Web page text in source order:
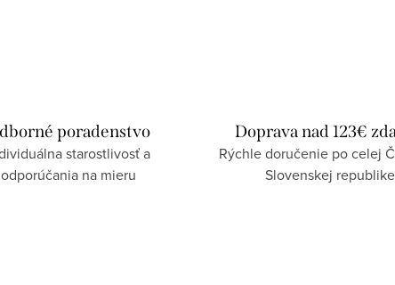
poradenstvo
starostlivosť a
odporúčania na mieru
Doprava nad 123€
Rýchle doručenie po celej
Slovenskej republike